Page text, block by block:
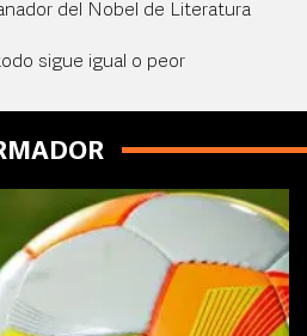
del Nobel de Literatura
sigue igual o peor